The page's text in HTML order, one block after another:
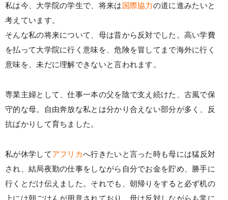
私は今、大学院の学生で、将来は国際協力の道に進みたいと
考えています。
そんな私の将来について、母は昔から反対でした。高い学費
を払って大学院に行く意味を、危険を冒してまで海外に行く
意味を、未だに理解できないと言われます。
専業主婦として、仕事一本の父を陰で支え続けた、古風で保
守的な母。自由奔放な私とは分かり合えない部分が多く、反
抗ばかりして育ちました。
私が休学してアフリカへ行きたいと言った時も母には猛反対
され、結局夜勤の仕事をしながら自分でお金を貯め、勝手に
行くとだけ伝えました。それでも、朝帰りをすると必ず机の
上には朝ごはんが用意されており、母は反対しながらも常に